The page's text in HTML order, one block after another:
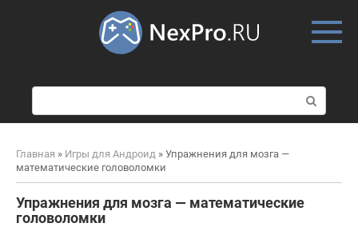
о
и
к
Главная » Игры для Андроид » Упражнения для мозга —
математические головоломки
Упражнения для мозга — математические
головоломки